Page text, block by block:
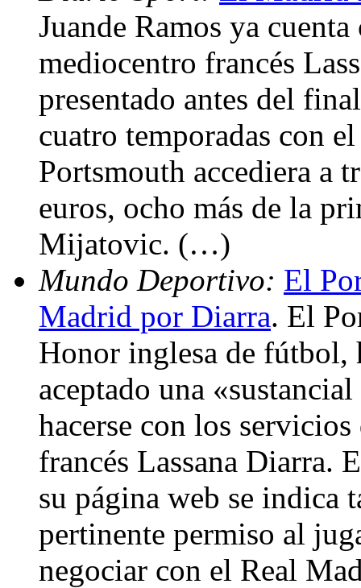
Juande Ramos ya
mediocentro francés
presentado antes del
cuatro temporadas con
Portsmouth accediera a
euros, ocho más de la
Mijatovic. (…)
Mundo Deportivo: El
Madrid por Diarra. El
Honor inglesa de fútbol,
aceptado una
hacerse con los
francés Lassana Diarra.
su página web se indica
pertinente permiso al
negociar con el Real